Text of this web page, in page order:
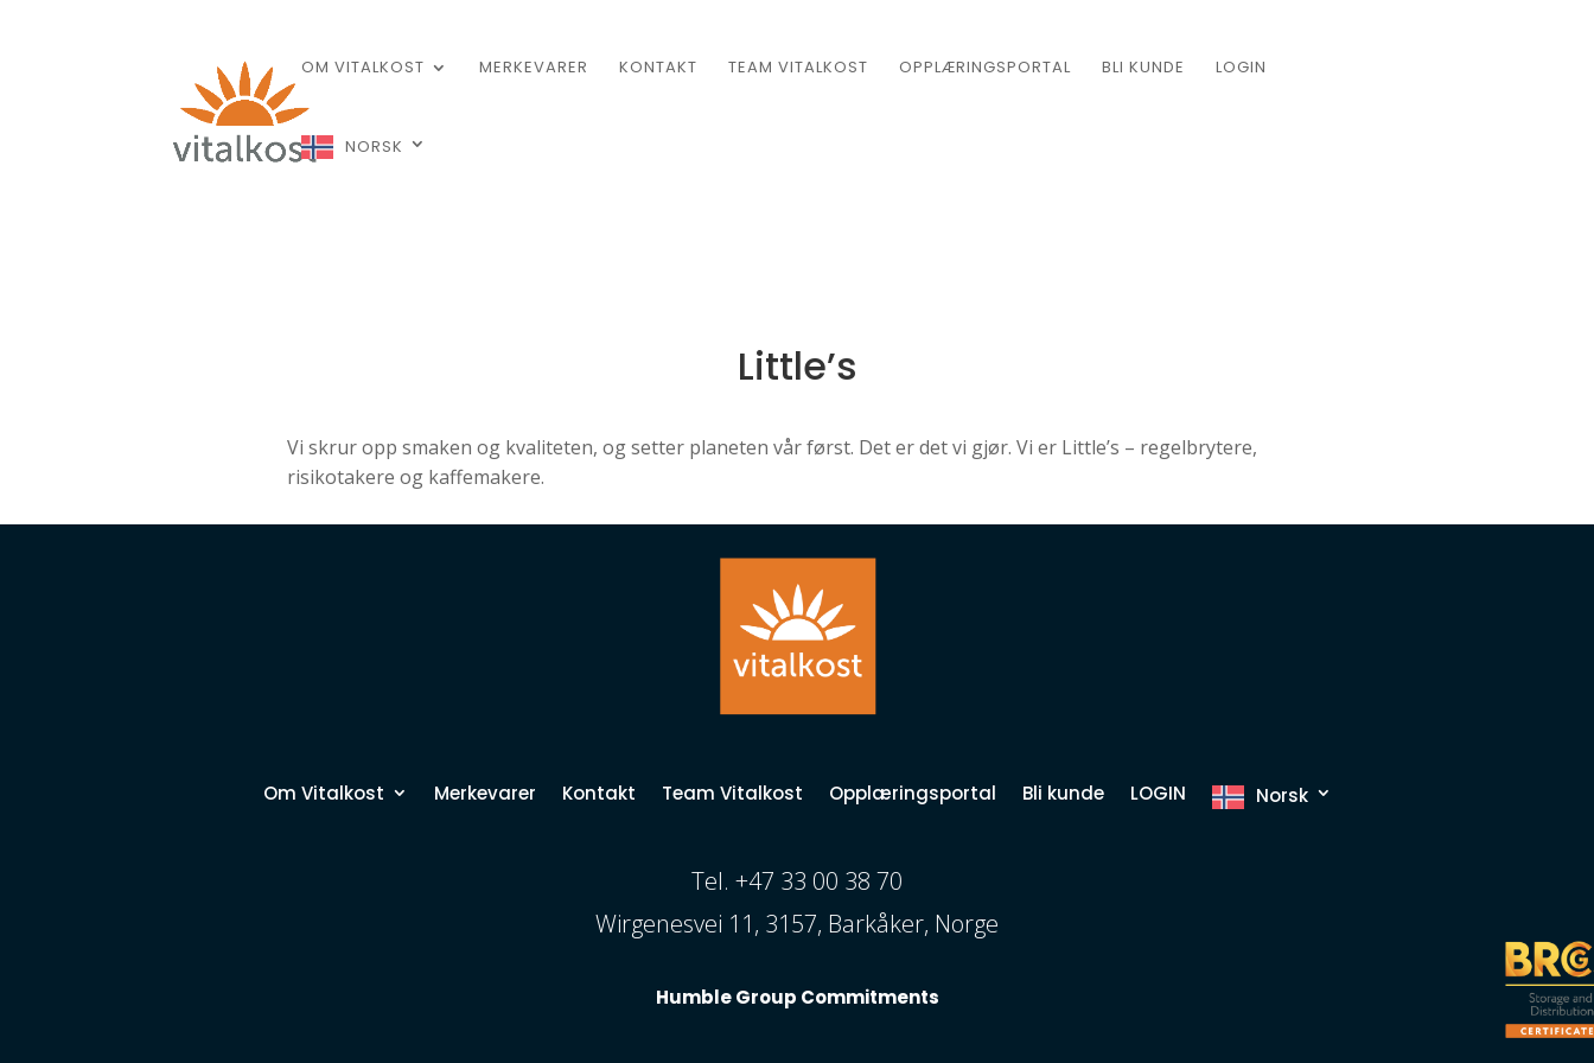
OM VITALKOST MERKEVARER KONTAKT TEAM VITALKOST OPPLÆRINGSPORTAL BLI KUNDE LOGIN
NORSK
Little’s
Vi skrur opp smaken og kvaliteten, og setter planeten vår først. Det er det vi gjør. Vi er Little’s – regelbrytere,
risikotakere og kaffemakere.
Om Vitalkost Merkevarer Kontakt Team Vitalkost Opplæringsportal Bli kunde LOGIN Norsk
Tel. +47 33 00 38 70
Wirgenesvei 11, 3157, Barkåker, Norge
Humble Group Commitments